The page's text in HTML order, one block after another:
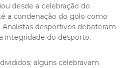
desde a celebração do
a condenação do golo como
desportivos debateram
integridade do desporto.
alguns celebravam